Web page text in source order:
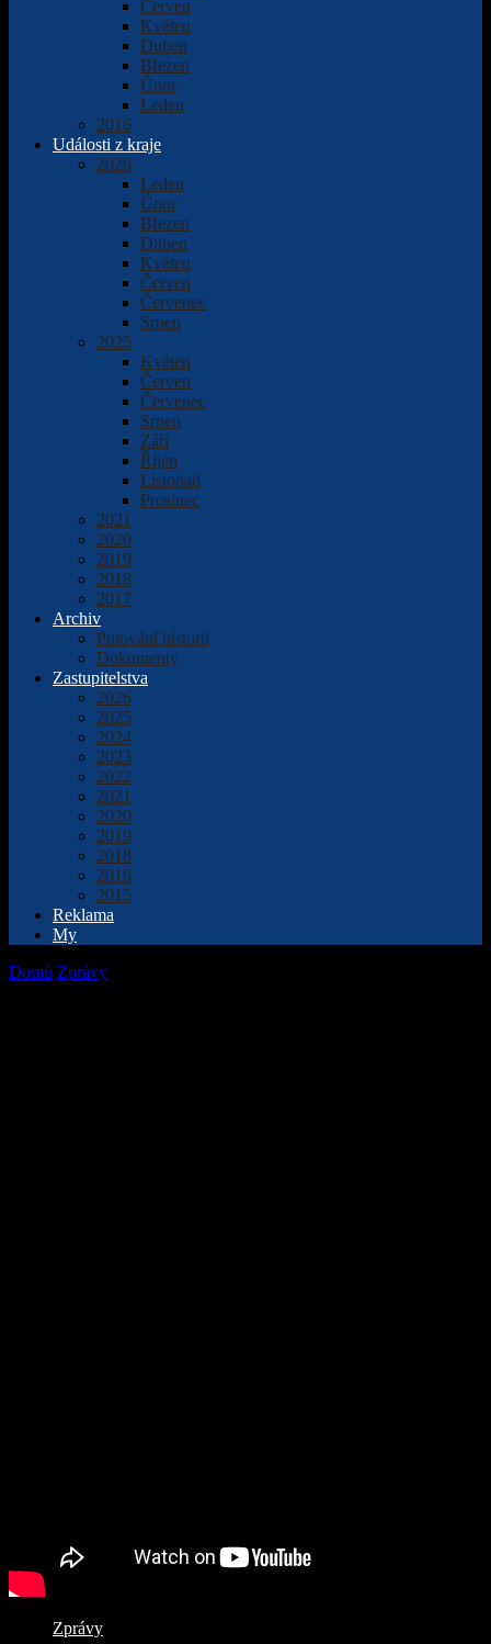
Červen
Květen
Duben
Březen
Únor
Leden
2016
Události z kraje
2026
Leden
Únor
Březen
Duben
Květen
Červen
Červenec
Srpen
2025
Květen
Červen
Červenec
Srpen
Září
Říjen
Listopad
Prosinec
2021
2020
2019
2018
2017
Archiv
Putování historií
Dokumenty
Zastupitelstva
2026
2025
2024
2023
2022
2021
2020
2019
2018
2016
2015
Reklama
My
Domů Zprávy
Zprávy